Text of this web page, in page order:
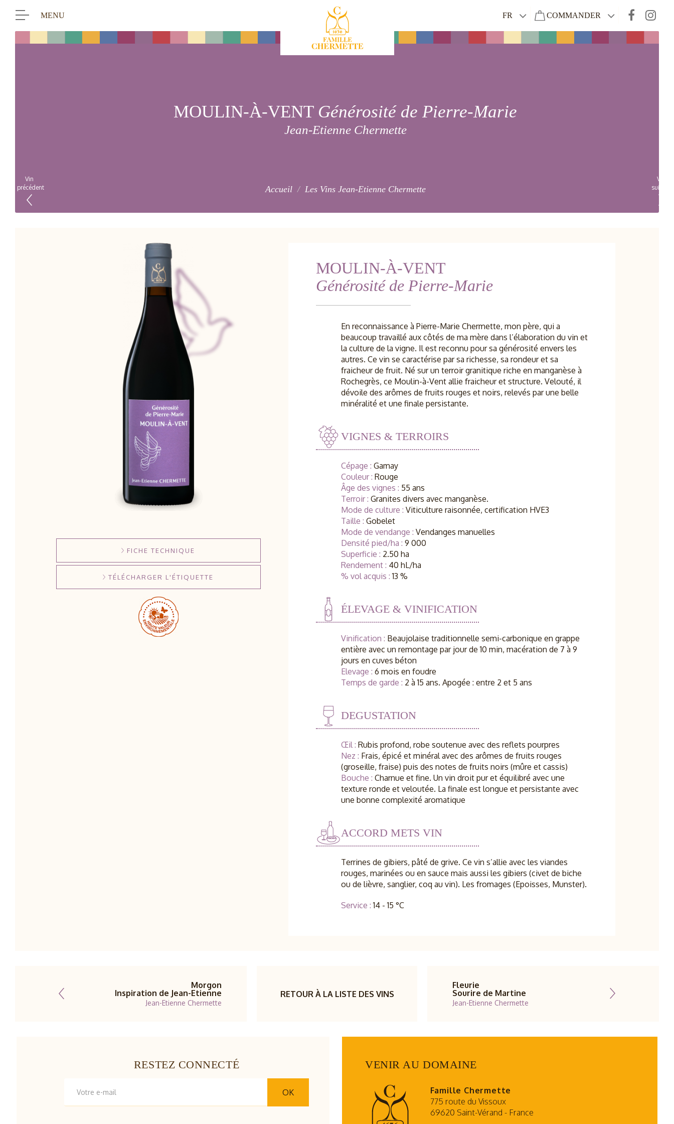
Famille Chermette
FR COMMANDER
MENU
MOULIN-À-VENT Générosité de Pierre-Marie
Jean-Etienne Chermette
Vin
précédent
Vin
suivant
Accueil Les Vins Jean-Etienne Chermette
FICHE TECHNIQUE
TÉLÉCHARGER L'ÉTIQUETTE
MOULIN-À-VENT
Générosité de Pierre-Marie
En reconnaissance à Pierre-Marie Chermette, mon père, qui a
beaucoup travaillé aux côtés de ma mère dans l’élaboration du vin et
la culture de la vigne. Il est reconnu pour sa générosité envers les
autres. Ce vin se caractérise par sa richesse, sa rondeur et sa
fraicheur de fruit. Né sur un terroir granitique riche en manganèse à
Rochegrès, ce Moulin-à-Vent allie fraicheur et structure. Velouté, il
dévoile des arômes de fruits rouges et noirs, relevés par une belle
minéralité et une finale persistante.
VIGNES & TERROIRS
Cépage : Gamay
Couleur : Rouge
Âge des vignes : 55 ans
Terroir : Granites divers avec manganèse.
Mode de culture : Viticulture raisonnée, certification HVE3
Taille : Gobelet
Mode de vendange : Vendanges manuelles
Densité pied/ha : 9 000
Superficie : 2.50 ha
Rendement : 40 hL/ha
% vol acquis : 13 %
ÉLEVAGE & VINIFICATION
Vinification : Beaujolaise traditionnelle semi-carbonique en grappe
entière avec un remontage par jour de 10 min, macération de 7 à 9
jours en cuves béton
Elevage : 6 mois en foudre
Temps de garde : 2 à 15 ans. Apogée : entre 2 et 5 ans
DEGUSTATION
Œil : Rubis profond, robe soutenue avec des reflets pourpres
Nez : Frais, épicé et minéral avec des arômes de fruits rouges
(groseille, fraise) puis des notes de fruits noirs (mûre et cassis)
Bouche : Charnue et fine. Un vin droit pur et équilibré avec une
texture ronde et veloutée. La finale est longue et persistante avec
une bonne complexité aromatique
ACCORD METS VIN
Terrines de gibiers, pâté de grive. Ce vin s’allie avec les viandes
rouges, marinées ou en sauce mais aussi les gibiers (civet de biche
ou de lièvre, sanglier, coq au vin). Les fromages (Epoisses, Munster).
Service :14 - 15 °C
Morgon
Inspiration de Jean-Etienne
Jean-Etienne Chermette
RETOUR À LA LISTE DES VINS
Fleurie
Sourire de Martine
Jean-Etienne Chermette
VENIR AU DOMAINE
Famille Chermette
775 route du Vissoux
69620 Saint-Vérand -France
RESTEZ CONNECTÉ
OK